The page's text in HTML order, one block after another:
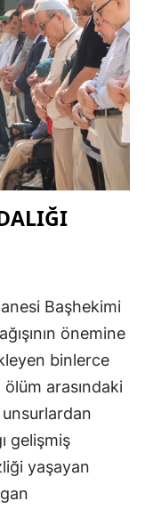
Başhekimi
önemine
binlerce
arasındaki
gelişmiş
yaşayan